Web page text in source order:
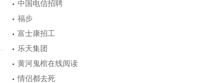
中国电信招聘
福步
富士康招工
乐天集团
黄河鬼棺在线阅读
情侣都去死